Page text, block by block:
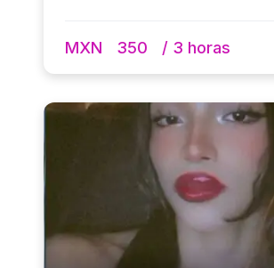
MXN 350 / 3 horas